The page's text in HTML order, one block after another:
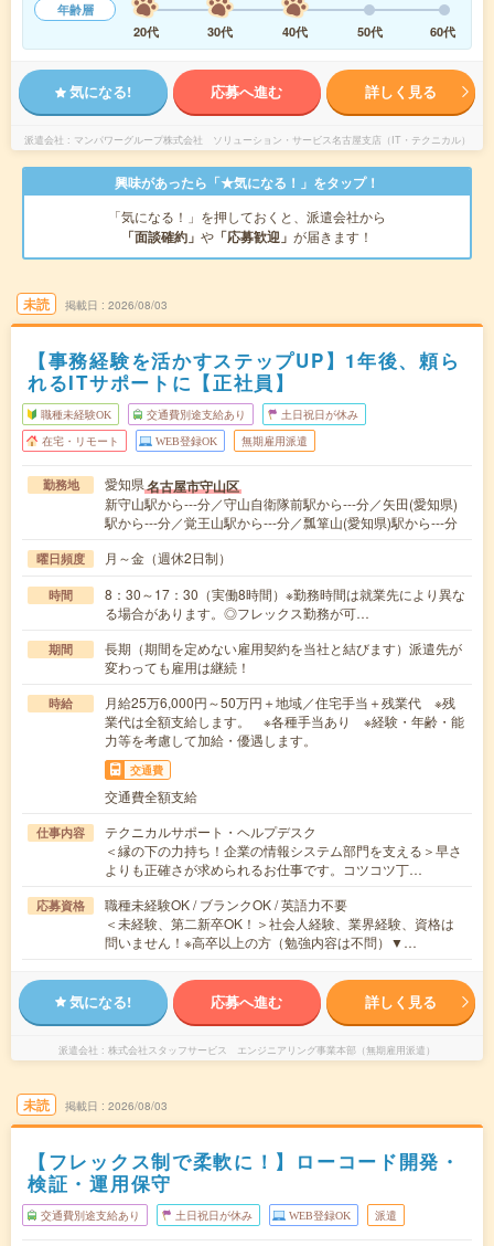
年齢層
20代
30代 40代 50代 60代
気になる! 応募へ進む 詳しく見る
派遣会社 マンパワーグループ株式会社 ソリューション・サービス名古屋支店（IT・テクニカル）
興味があったら「★気になる！」をタップ！
「気になる！」を押しておくと、派遣会社から
「面談確約」 や 「応募歓迎」 が届きます！
未読 掲載日 2026/08/03
【事務経験を活かすステップUP】1年後、頼ら
れるITサポートに【正社員】
職種未経験OK 交通費別途支給あり 土日祝日が休み
在宅・リモート WEB登録OK 無期雇用派遣
勤務地 愛知県名古屋市守山区
新守山駅から---分／守山自衛隊前駅から---分／矢田(愛知県)
駅から---分／覚王山駅から---分／瓢箪山(愛知県)駅から---分
曜日頻度 月～金（週休2日制）
時間
8：30～17：30（実働8時間）※勤務時間は就業先により異な
る場合があります。◎フレックス勤務が可…
期間
長期（期間を定めない雇用契約を当社と結びます）派遣先が
変わっても雇用は継続！
時給
月給25万6,000円～50万円＋地域／住宅手当＋残業代 ※残
業代は全額支給します。 ※各種手当あり ※経験・年齢・能
力等を考慮して加給・優遇します。
交通費
交通費全額支給
仕事内容
テクニカルサポート・ヘルプデスク
＜縁の下の力持ち！企業の情報システム部門を支える＞早さ
よりも正確さが求められるお仕事です。コツコツ丁…
応募資格
職種未経験OK / ブランクOK / 英語力不要
＜未経験、第二新卒OK！＞社会人経験、業界経験、資格は
問いません！※高卒以上の方（勉強内容は不問）▼…
気になる! 応募へ進む 詳しく見る
派遣会社 株式会社スタッフサービス エンジニアリング事業本部（無期雇用派遣）
未読 掲載日 2026/08/03
【フレックス制で柔軟に！】ローコード開発・
検証・運用保守
交通費別途支給あり 土日祝日が休み WEB登録OK 派遣